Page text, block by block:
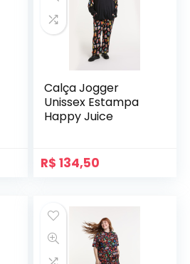
Calça Jogger
Unissex Estampa
Happy Juice
R$ 134,50